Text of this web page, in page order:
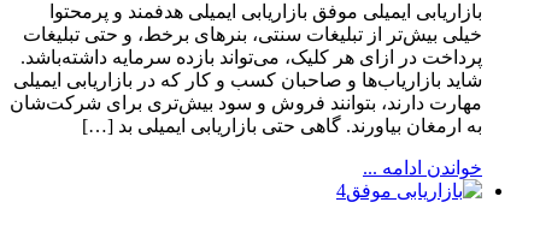
بازاریابی ایمیلی موفق بازاریابی ایمیلی هدفمند و پرمحتوا
خیلی بیش‌تر از تبلیغات سنتی، بنرهای برخط، و حتی تبلیغات
پرداخت در ازای هر کلیک، می‌تواند بازده سرمایه داشته‌باشد.
شاید بازاریاب‌ها و صاحبان کسب‌ و کار که در بازاریابی ایمیلی
مهارت دارند، بتوانند فروش و سود بیش‌تری برای شرکت‌شان
به ارمغان بیاورند. گاهی حتی بازاریابی ایمیلی بد […]
خواندن ادامه ...